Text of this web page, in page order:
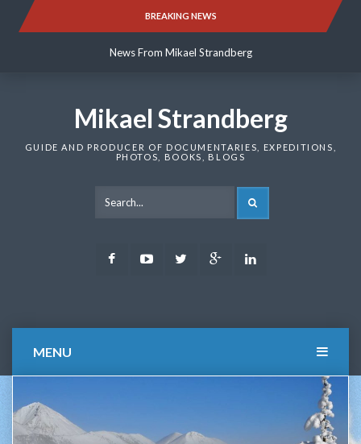
BREAKING NEWS
News From Mikael Strandberg
News From Mikael Strandberg
Mikael Strandberg
GUIDE AND PRODUCER OF DOCUMENTARIES, EXPEDITIONS,
PHOTOS, BOOKS, BLOGS
FacebookYoutubeTwitter Google
MENU